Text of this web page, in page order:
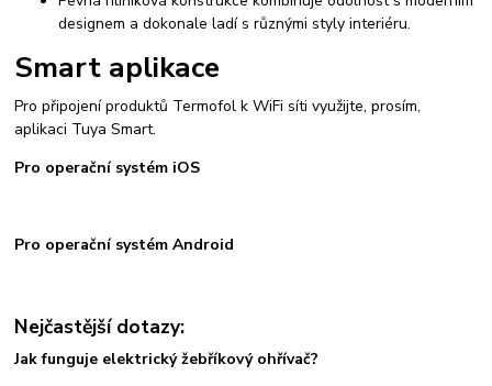
designem a dokonale ladí s různými styly interiéru.
Smart aplikace
Pro připojení produktů Termofol k WiFi síti využijte, prosím,
aplikaci Tuya Smart.
Pro operační systém iOS
Pro operační systém Android
Nejčastější dotazy:
Jak funguje elektrický žebříkový ohřívač?